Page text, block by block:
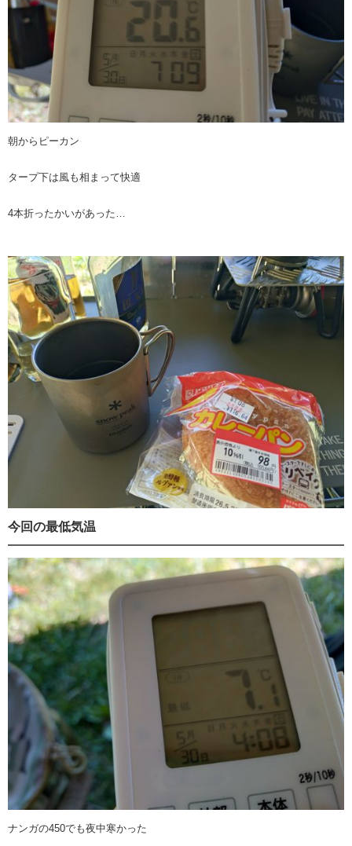
朝からピーカン
タープ下は風も相まって快適
4本折ったかいがあった…
今回の最低気温
ナンガの450でも夜中寒かった